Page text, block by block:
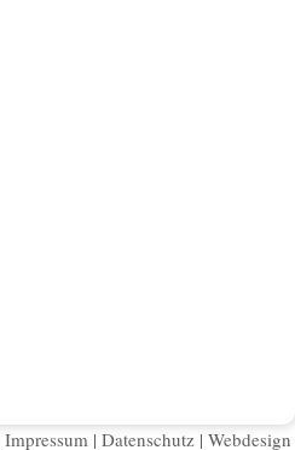
Impressum | Datenschutz | Webdesign